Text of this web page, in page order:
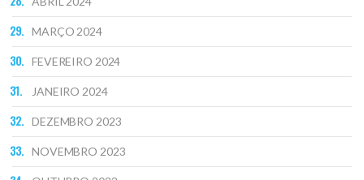
MARÇO 2024
FEVEREIRO 2024
JANEIRO 2024
DEZEMBRO 2023
NOVEMBRO 2023